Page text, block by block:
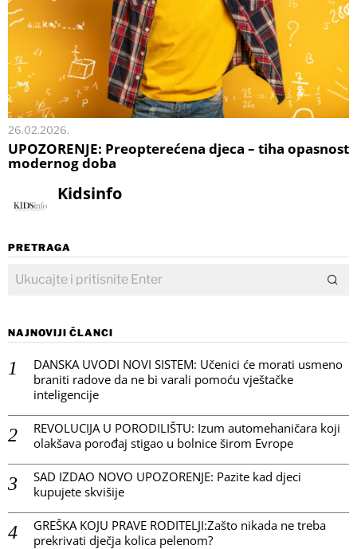
26.02.2026.
UPOZORENJE: Preopterećena djeca – tiha opasnost
modernog doba
Kidsinfo
PRETRAGA
NAJNOVIJI ČLANCI
DANSKA UVODI NOVI SISTEM: Učenici će morati usmeno
braniti radove da ne bi varali pomoću vještačke
inteligencije
REVOLUCIJA U PORODILIŠTU: Izum automehaničara koji
olakšava porođaj stigao u bolnice širom Evrope
SAD IZDAO NOVO UPOZORENJE: Pazite kad djeci
kupujete skvišije
GREŠKA KOJU PRAVE RODITELJI:Zašto nikada ne treba
prekrivati dječja kolica pelenom?